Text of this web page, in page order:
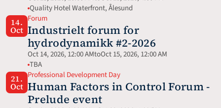
Quality Hotel Waterfront, Ålesund
14.
Oct
Forum
Industrielt forum for
hydrodynamikk #2-2026
Oct 14, 2026, 12:00 AMtoOct 15, 2026, 12:00 AM
TBA
21.
Oct
Professional Development Day
Human Factors in Control Forum -
Prelude event